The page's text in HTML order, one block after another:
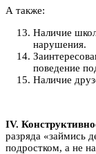
А также:
Наличие
нарушения.
поведение
Наличие
IV.
разряда «займись
подростком, а не